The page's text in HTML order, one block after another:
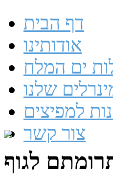
דף הבית
אודותינו
ים המלח
שלנו
למפיצים
צור קשר
לגוף